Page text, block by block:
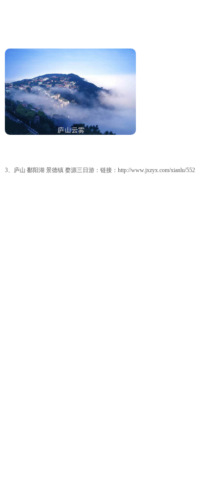
3、庐山 鄱阳湖 景德镇 婺源三日游：链接： http://www.jxzyx.com/xianlu/552